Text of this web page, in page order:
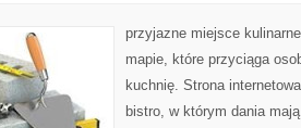
przyjazne miejsce
mapie, które przyciąga
kuchnię. Strona
bistro, w którym dania